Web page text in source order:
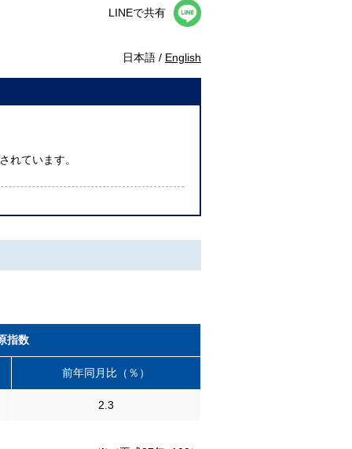
LINEで共有
日本語 / English
れています。
指数
前年同月比（％）
2.3